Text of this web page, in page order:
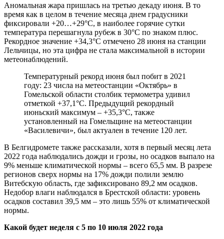
Аномальная жара пришлась на третью декаду июня. В то
время как в целом в течение месяца днем градусники
фиксировали +20…+29°С, в наиболее горячие сутки
температура перешагнула рубеж в 30°С по знаком плюс.
Рекордное значение +34,3°С отмечено 28 июня на станции
Лельчицы, но эта цифра не стала максимальной в истории
метеонаблюдений.
Температурный рекорд июня был побит в 2021
году: 23 числа на метеостанции «Октябрь» в
Гомельской области столбик термометра удивил
отметкой +37,1°С. Предыдущий рекордный
июньский максимум – +35,3°С, также
установленный на Гомельщине на метеостанции
«Василевичи», был актуален в течение 120 лет.
В Белгидромете также рассказали, хотя в первый месяц лета
2022 года наблюдались дожди и грозы, но осадков выпало на
9% меньше климатической нормы – всего 65,5 мм. В разрезе
регионов сверх нормы на 17% дожди полили землю
Витебскую область, где зафиксировано 89,2 мм осадков.
Недобор влаги наблюдался в Брестской области: уровень
осадков составил 39,5 мм – это лишь 55% от климатической
нормы.
Какой будет неделя с 5 по 10 июля 2022 года